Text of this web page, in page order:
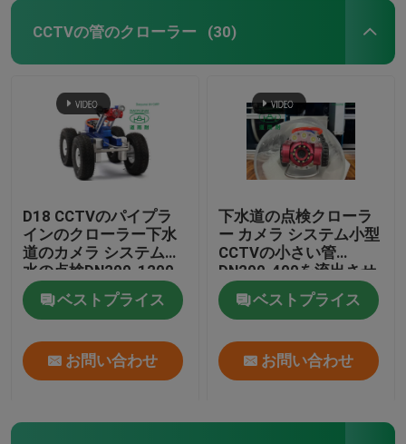
CCTVの管のクローラー (30)
D18 CCTVのパイプラ
インのクローラー下水
道のカメラ システム排
水の点検DN200-1200
ベストプライス
お問い合わせ
下水道の点検クローラ
ー カメラ システム小型
CCTVの小さい管
DN200-400を流出させ
なさい
ベストプライス
お問い合わせ